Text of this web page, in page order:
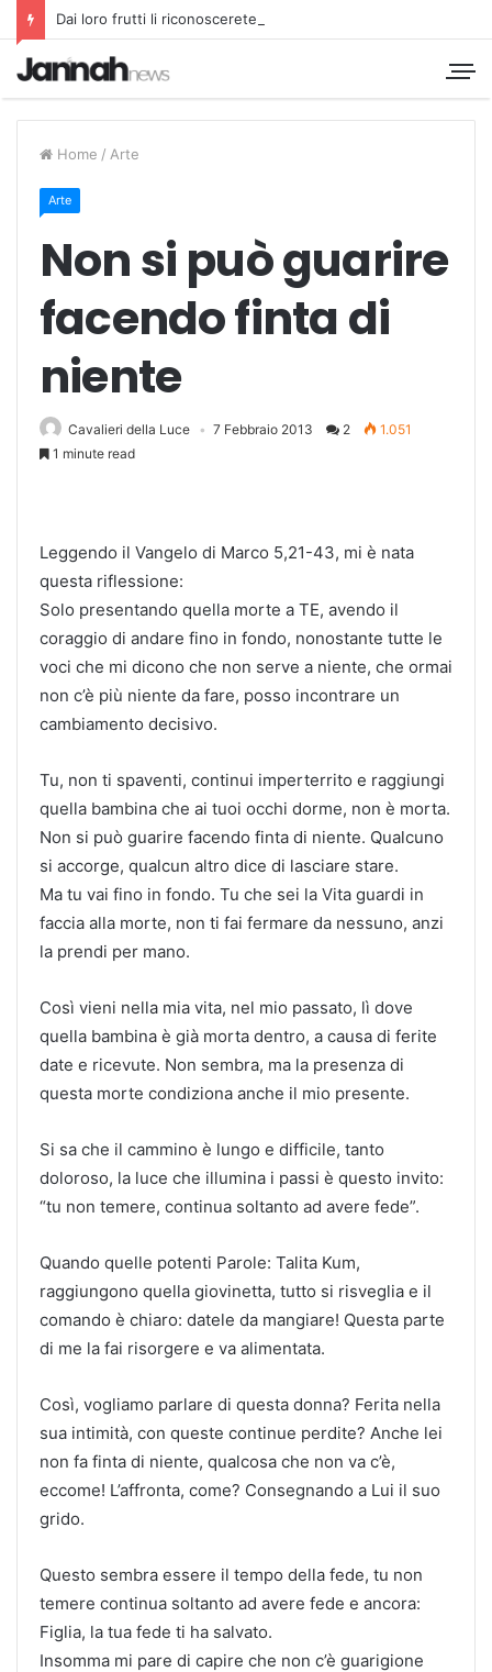
Dai loro frutti li riconoscerete
Home / Arte
Arte
Non si può guarire
facendo finta di
niente
Cavalieri della Luce 7 Febbraio 2013 2
1.051
1 minute read
Leggendo il Vangelo di Marco 5,21-43, mi è nata
questa riflessione:
Solo presentando quella morte a TE, avendo il
coraggio di andare fino in fondo, nonostante tutte le
voci che mi dicono che non serve a niente, che ormai
non c’è più niente da fare, posso incontrare un
cambiamento decisivo.
Tu, non ti spaventi, continui imperterrito e raggiungi
quella bambina che ai tuoi occhi dorme, non è morta.
Non si può guarire facendo finta di niente. Qualcuno
si accorge, qualcun altro dice di lasciare stare.
Ma tu vai fino in fondo. Tu che sei la Vita guardi in
faccia alla morte, non ti fai fermare da nessuno, anzi
la prendi per mano.
Così vieni nella mia vita, nel mio passato, lì dove
quella bambina è già morta dentro, a causa di ferite
date e ricevute. Non sembra, ma la presenza di
questa morte condiziona anche il mio presente.
Si sa che il cammino è lungo e difficile, tanto
doloroso, la luce che illumina i passi è questo invito:
“tu non temere, continua soltanto ad avere fede”.
Quando quelle potenti Parole: Talita Kum,
raggiungono quella giovinetta, tutto si risveglia e il
comando è chiaro: datele da mangiare! Questa parte
di me la fai risorgere e va alimentata.
Così, vogliamo parlare di questa donna? Ferita nella
sua intimità, con queste continue perdite? Anche lei
non fa finta di niente, qualcosa che non va c’è,
eccome! L’affronta, come? Consegnando a Lui il suo
grido.
Questo sembra essere il tempo della fede, tu non
temere continua soltanto ad avere fede e ancora:
Figlia, la tua fede ti ha salvato.
Insomma mi pare di capire che non c’è guarigione